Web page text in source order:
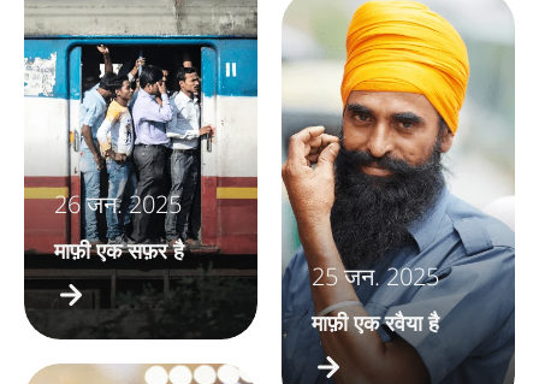
26 जन. 2025
माफ़ी एक सफ़र है
25 जन. 2025
माफ़ी एक रवैया है